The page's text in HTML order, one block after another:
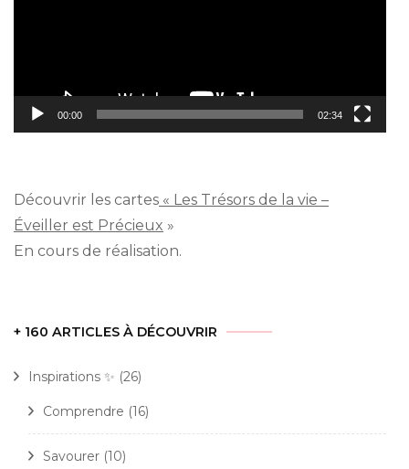
00:00 02:34
Découvrir les cartes « Les Trésors de la vie –
Éveiller est Précieux »
En cours de réalisation.
+ 160 ARTICLES À DÉCOUVRIR
Inspirations ✨ (26)
Comprendre (16)
Savourer (10)